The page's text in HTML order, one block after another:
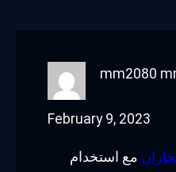
mm2080
February 9, 2023
مع استخدام